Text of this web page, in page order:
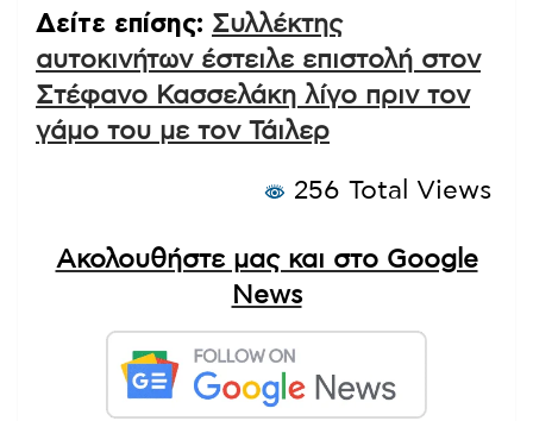
Δείτε επίσης: Συλλέκτης
αυτοκινήτων έστειλε επιστολή στον
Στέφανο Κασσελάκη λίγο πριν τον
γάμο του με τον Τάιλερ
256 Total Views
Ακολουθήστε μας και στο Google
News